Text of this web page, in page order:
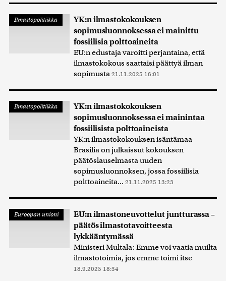
Ilmastopolitiikka
YK:n ilmastokokouksen
sopimusluonnoksessa ei mainittu
fossiilisia polttoaineita
EU:n edustaja varoitti perjantaina, että
ilmastokokous saattaisi päättyä ilman
sopimusta 21.11.2025 16:01
Ilmastopolitiikka
YK:n ilmastokokouksen
sopimusluonnoksessa ei mainintaa
fossiilisista polttoaineista
YK:n ilmastokokouksen isäntämaa
Brasilia on julkaissut kokouksen
päätöslauselmasta uuden
sopimusluonnoksen, jossa fossiilisia
polttoaineita... 21.11.2025 13:23
Euroopan unioni
EU:n ilmastoneuvottelut juntturassa –
päätös ilmastotavoitteesta
lykkääntymässä
Ministeri Multala: Emme voi vaatia muilta
ilmastotoimia, jos emme toimi itse
18.9.2025 18:34